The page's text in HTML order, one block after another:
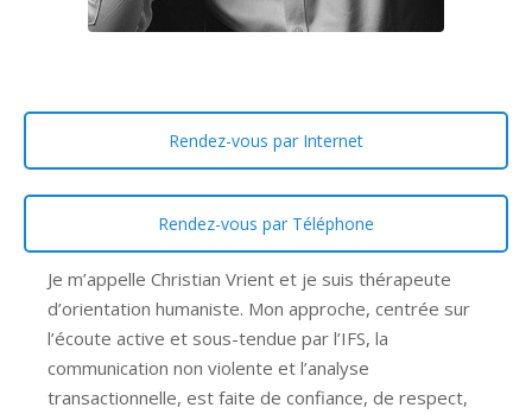
Je m’appelle Christian Vrient et je suis thérapeute
d’orientation humaniste. Mon approche, centrée sur
l’écoute active et sous-tendue par l’IFS, la
communication non violente et l’analyse
transactionnelle, est faite de confiance, de respect,
Rendez-vous par Internet
Rendez-vous par Téléphone